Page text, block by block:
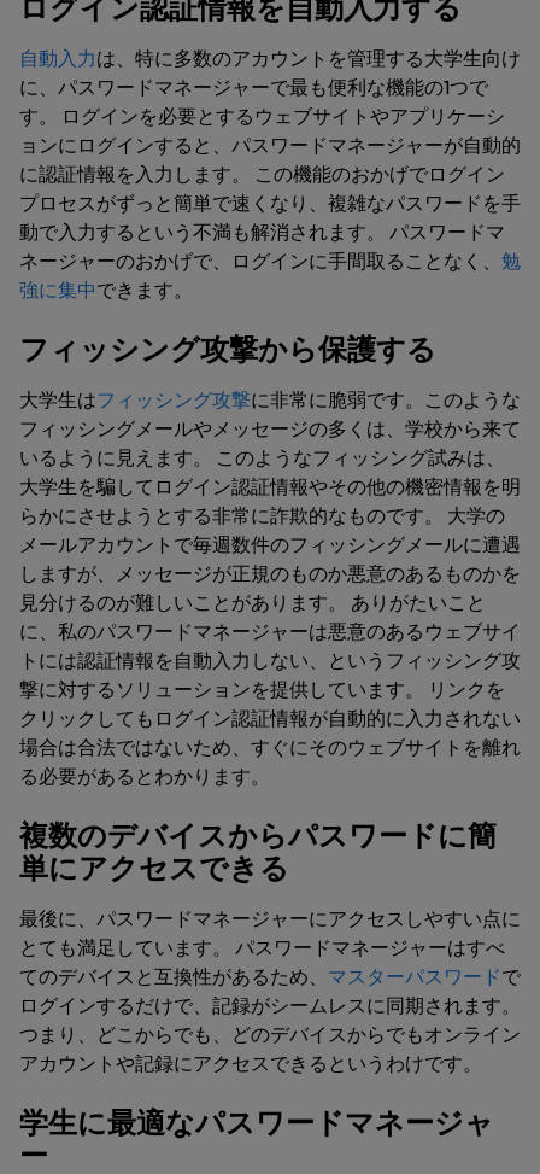
ログイン認証情報を自動入力する
自動入力は、特に多数のアカウントを管理する大学生向け
に、パスワードマネージャーで最も便利な機能の1つで
す。 ログインを必要とするウェブサイトやアプリケーシ
ョンにログインすると、パスワードマネージャーが自動的
に認証情報を入力します。 この機能のおかげでログイン
プロセスがずっと簡単で速くなり、複雑なパスワードを手
動で入力するという不満も解消されます。 パスワードマ
ネージャーのおかげで、ログインに手間取ることなく、 勉
強に集中できます。
フィッシング攻撃から保護する
大学生はフィッシング攻撃に非常に脆弱です。このような
フィッシングメールやメッセージの多くは、学校から来て
いるように見えます。 このようなフィッシング試みは、
大学生を騙してログイン認証情報やその他の機密情報を明
らかにさせようとする非常に詐欺的なものです。 大学の
メールアカウントで毎週数件のフィッシングメールに遭遇
しますが、メッセージが正規のものか悪意のあるものかを
見分けるのが難しいことがあります。 ありがたいこと
に、私のパスワードマネージャーは悪意のあるウェブサイ
トには認証情報を自動入力しない、というフィッシング攻
撃に対するソリューションを提供しています。 リンクを
クリックしてもログイン認証情報が自動的に入力されない
場合は合法ではないため、すぐにそのウェブサイトを離れ
る必要があるとわかります。
複数のデバイスからパスワードに簡
単にアクセスできる
最後に、パスワードマネージャーにアクセスしやすい点に
とても満足しています。 パスワードマネージャーはすべ
てのデバイスと互換性があるため、 マスターパスワードで
ログインするだけで、記録がシームレスに同期されます。
つまり、どこからでも、どのデバイスからでもオンライン
アカウントや記録にアクセスできるというわけです。
学生に最適なパスワードマネージャ
ー